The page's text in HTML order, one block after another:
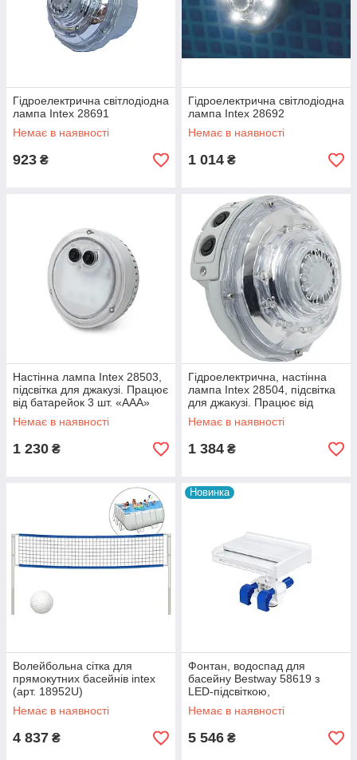
Гідроелектрична світлодіодна
лампа Intex 28691
Немає в наявності
923 ₴
Гідроелектрична світлодіодна
лампа Intex 28692
Немає в наявності
1 014 ₴
Настінна лампа Intex 28503,
підсвітка для джакузі. Працює
від батарейок 3 шт. «ААА»
Немає в наявності
1 230 ₴
Гідроелектрична, настінна
лампа Intex 28504, підсвітка
для джакузі. Працює від
фільтр-насоса
Немає в наявності
1 384 ₴
Волейбольна сітка для
прямокутних басейнів intex
(арт. 18952U)
Немає в наявності
4 837 ₴
Новинка
Фонтан, водоспад для
басейну Bestway 58619 з
LED-підсвіткою,
гідроелектричний.
Немає в наявності
5 546 ₴